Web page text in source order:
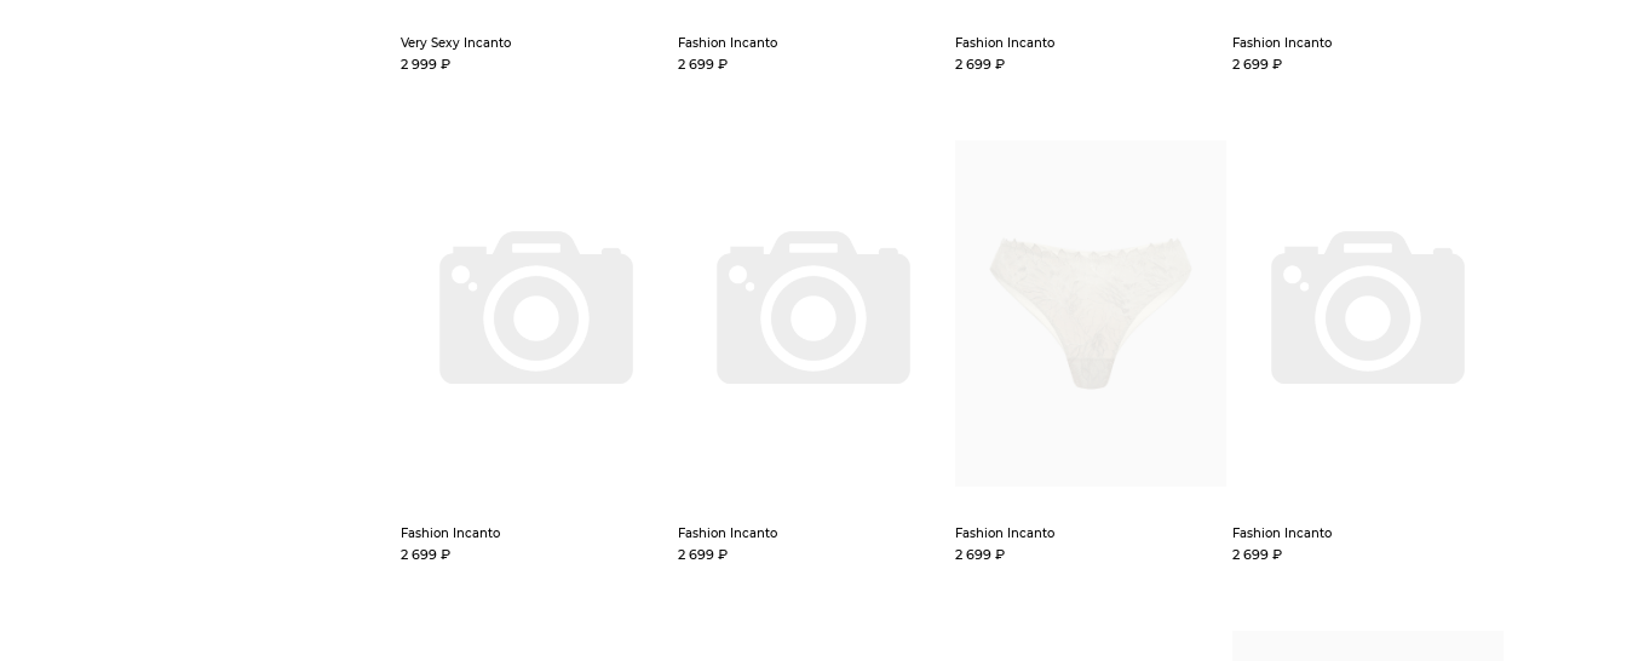
Very Sexy Incanto
2 999 ₽
Fashion Incanto
2 699 ₽
Fashion Incanto
2 699 ₽
Fashion Incanto
2 699 ₽
Fashion Incanto
2 699 ₽
Fashion Incanto
2 699 ₽
Fashion Incanto
2 699 ₽
Fashion Incanto
2 699 ₽